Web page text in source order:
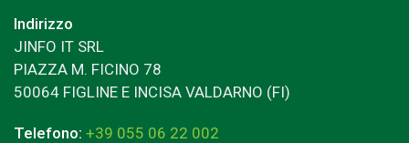
Indirizzo
JINFO IT SRL
PIAZZA M. FICINO 78
50064 FIGLINE E INCISA VALDARNO (FI)
Telefono: +39 055 06 22 002